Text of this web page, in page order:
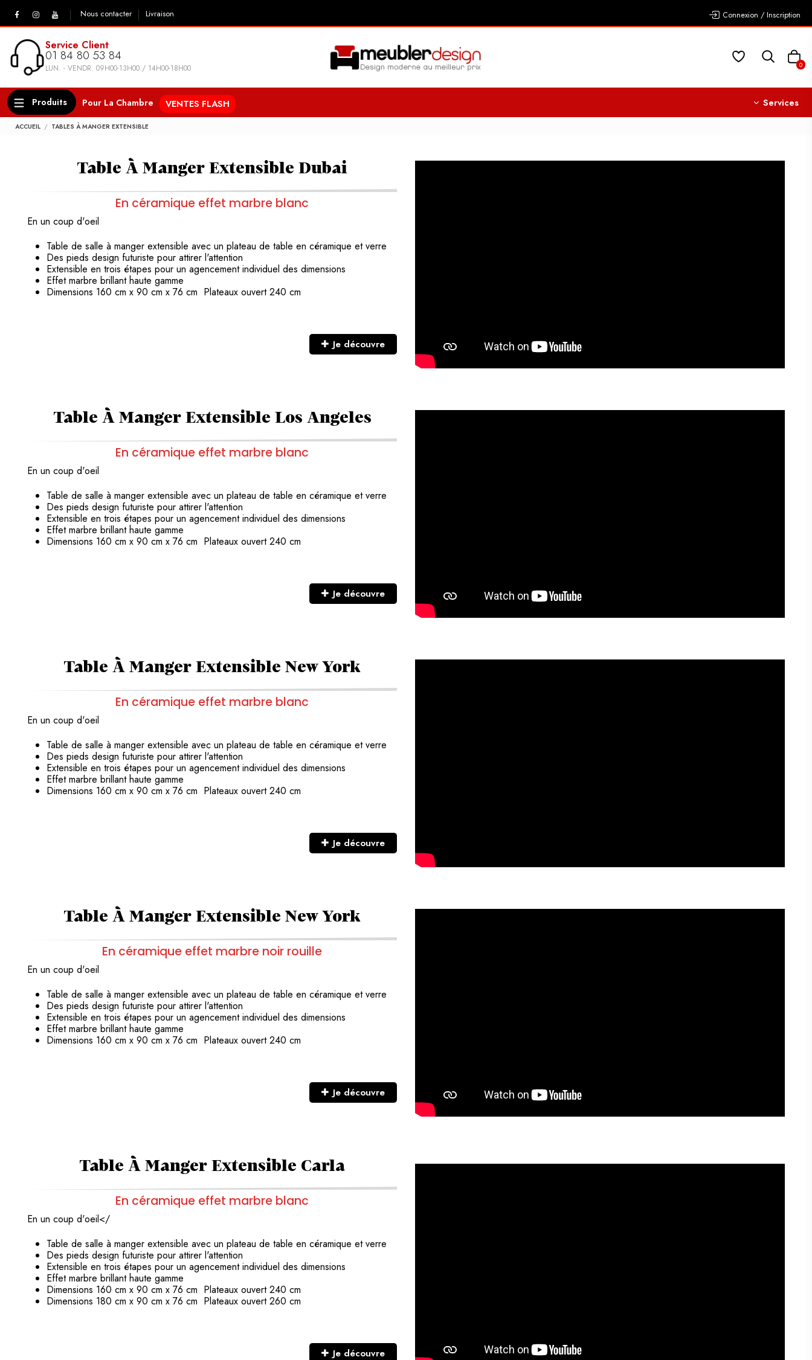
Nous contacter Livraison Connexion / Inscription
Service Client
01 84 80 53 84
LUN. - VENDR. 09H00-13H00 / 14H00-18H00 0
Produits Pour La Chambre VENTES FLASH Services
ACCUEIL TABLES À MANGER EXTENSIBLE
Table À Manger Extensible Dubai
En céramique effet marbre blanc
En un coup d'oeil
Table de salle à manger extensible avec un plateau de table en céramique et verre
Des pieds design futuriste pour attirer l'attention
Extensible en trois étapes pour un agencement individuel des dimensions
Effet marbre brillant haute gamme
Dimensions 160 cm x 90 cm x 76 cm Plateaux ouvert 240 cm
Je découvre
Table À Manger Extensible Los Angeles
En céramique effet marbre blanc
En un coup d'oeil
Table de salle à manger extensible avec un plateau de table en céramique et verre
Des pieds design futuriste pour attirer l'attention
Extensible en trois étapes pour un agencement individuel des dimensions
Effet marbre brillant haute gamme
Dimensions 160 cm x 90 cm x 76 cm Plateaux ouvert 240 cm
Je découvre
Table À Manger Extensible New York
En céramique effet marbre blanc
En un coup d'oeil
Table de salle à manger extensible avec un plateau de table en céramique et verre
Des pieds design futuriste pour attirer l'attention
Extensible en trois étapes pour un agencement individuel des dimensions
Effet marbre brillant haute gamme
Dimensions 160 cm x 90 cm x 76 cm Plateaux ouvert 240 cm
Je découvre
Table À Manger Extensible New York
En céramique effet marbre noir rouille
En un coup d'oeil
Table de salle à manger extensible avec un plateau de table en céramique et verre
Des pieds design futuriste pour attirer l'attention
Extensible en trois étapes pour un agencement individuel des dimensions
Effet marbre brillant haute gamme
Dimensions 160 cm x 90 cm x 76 cm Plateaux ouvert 240 cm
Je découvre
Table À Manger Extensible Carla
En céramique effet marbre blanc
En un coup d'oeil</
Table de salle à manger extensible avec un plateau de table en céramique et verre
Des pieds design futuriste pour attirer l'attention
Extensible en trois étapes pour un agencement individuel des dimensions
Effet marbre brillant haute gamme
Dimensions 160 cm x 90 cm x 76 cm Plateaux ouvert 240 cm
Dimensions 180 cm x 90 cm x 76 cm Plateaux ouvert 260 cm
Je découvre